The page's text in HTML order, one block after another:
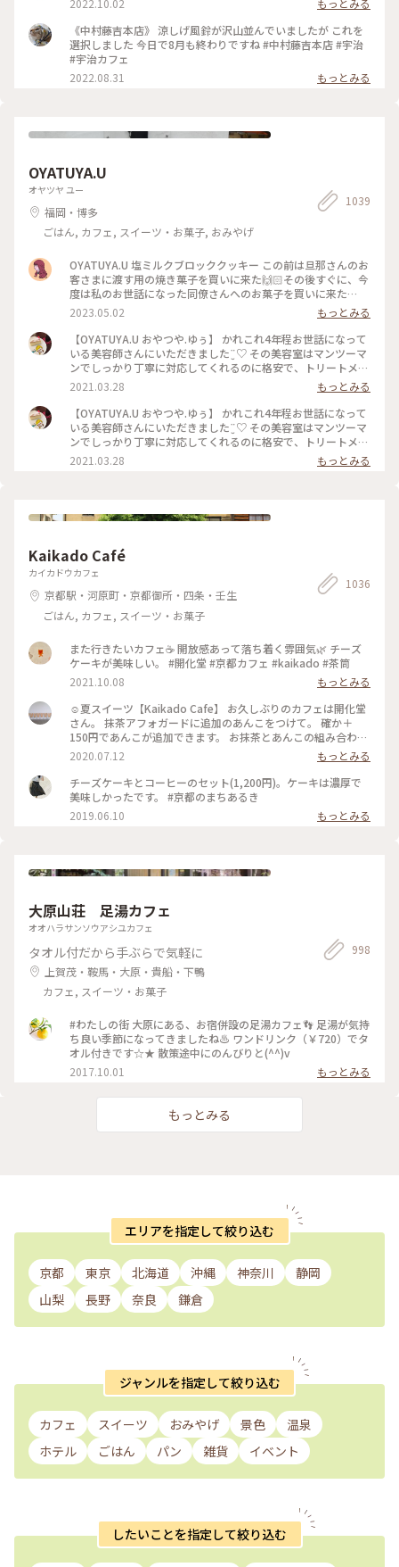
ー🍪で良かったです☺️ 大阪のKITTEと阪急百貨店で手に入り
ます❤️ スポットは宇治の本店にしました。
《中村藤吉本店》 涼しげ風鈴が沢山並んでいましたが これを
選択しました 今日で8月も終わりですね #中村藤吉本店 #宇治
#宇治カフェ
2022.08.31
もっとみる
OYATUYA.U
オヤツヤ ユー
福岡・博多
ごはん, カフェ, スイーツ・お菓子, おみやげ
1039
OYATUYA.U 塩ミルクブロッククッキー この前は旦那さんのお
客さまに渡す用の焼き菓子を買いに来た🙌🏻その後すぐに、今
度は私のお世話になった同僚さんへのお菓子を買いに来た🙌🏻
🙌🏻 大切な人に何かかわいいお菓子渡したいな〜と思ったら
ユーさんのお菓子が我が家では選ばれる☺️ #福岡#桜坂#ガトー
ショコラ#洋菓子#福岡土産#お土産
2023.05.02
もっとみる
【OYATUYA.U おやつや.ゆぅ】 かれこれ4年程お世話になって
いる美容師さんにいただきました¨̮♡︎ その美容室はマンツーマ
ンでしっかり丁寧に対応してくれるのに格安で、トリートメン
トとか押し付けたりしない、とても居心地のいいお店です。 そ
んな素敵な美容師なので、私がおいしいと思うおやつを何度か
差し入れをしていました。 そのお礼と言うことで準備してく
れていました。 このガトーショコラは濃厚でねっとりした食
感、ひとくち食べただけで目と鼻の穴が大きくなってしまうぐ
らいおいしくて大満足なのですが、もちろんひとくちでは終わ
りません( ˙༥˙ )✨ こんなおいしいものをいただけて 私は幸せで
2021.03.28
もっとみる
【OYATUYA.U おやつや.ゆぅ】 かれこれ4年程お世話になって
いる美容師さんにいただきました¨̮♡︎ その美容室はマンツーマ
ンでしっかり丁寧に対応してくれるのに格安で、トリートメン
トとか押し付けたりしない、とても居心地のいいお店です。 そ
んな素敵な美容師なので、私がおいしいと思うおやつを何度か
感、ひとくち食べただけで目と鼻の穴が大きくなってしまうぐ
す( ¯ ¨̯ ¯̥̥ ) 開店前から行列が出来るのも頷けます。 ことりっぷ
にも早いうちに投稿しなくちゃと思っていたお店です。
2021.03.28 もっとみる
Kaikado Café
カイカドウカフェ
京都駅・河原町・京都御所・四条・壬生
ごはん, カフェ, スイーツ・お菓子
1036
また行きたいカフェ☕️ 開放感あって落ち着く雰囲気🌿 チーズ
ケーキが美味しい。 #開化堂 #京都カフェ #kaikado #茶筒
2021.10.08
もっとみる
☺︎夏スイーツ【Kaikado Cafe】 お久しぶりのカフェは開化堂
さん。 抹茶アフォガードに追加のあんこをつけて。 確か＋
150円であんこが追加できます。 お抹茶とあんこの組み合わせ
は大好きなので迷わず追加…♪ちなみにあんこは、大好きな中
村製餡所さんのもの。きっと最中の皮も。以前 #中村製餡所 さ
んご紹介していますので良かったら☺︎ そして暑いので、水出
し茶をチョイス。 振って自分の好きな濃さにして頂きます。
お茶はおかわりも頂けるんですよ◎ ☺︎ 現在は、満席だとテイ
クアウトのみになるそうです。席の予約はできませんが、電話
になり、ばたばたと毎日を過ごしています。なかなか投稿が追
りペースになりますが、これからもよろしくお願いします☺︎
2020.07.12
もっとみる
チーズケーキとコーヒーのセット(1,200円)。ケーキは濃厚で
美味しかったです。 #京都のまちあるき
2019.06.10
もっとみる
大原山荘 足湯カフェ
オオハラサンソウアシユカフェ
タオル付だから手ぶらで気軽に
上賀茂・鞍馬・大原・貴船・下鴨
カフェ, スイーツ・お菓子
998
#わたしの街 大原にある、お宿併設の足湯カフェ👣 足湯が気持
ち良い季節になってきましたね♨ ワンドリンク（￥720）でタ
オル付きです☆★ 散策途中にのんびりと(^^)v
2017.10.01
もっとみる
もっとみる
エリアを指定して絞り込む
京都 東京 北海道 沖縄 神奈川
静岡
山梨
長野 奈良 鎌倉
ジャンルを指定して絞り込む
カフェ スイーツ おみやげ 景色
温泉
ホテル
ごはん パン 雑貨 イベント
したいことを指定して絞り込む